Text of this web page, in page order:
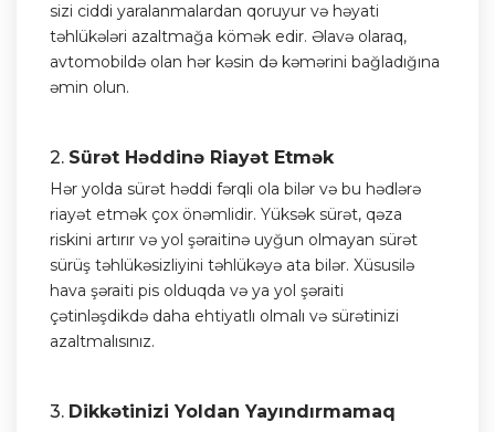
sizi ciddi yaralanmalardan qoruyur və həyati
təhlükələri azaltmağa kömək edir. Əlavə olaraq,
avtomobildə olan hər kəsin də kəmərini bağladığına
əmin olun.
2. Sürət Həddinə Riayət Etmək
Hər yolda sürət həddi fərqli ola bilər və bu hədlərə
riayət etmək çox önəmlidir. Yüksək sürət, qəza
riskini artırır və yol şəraitinə uyğun olmayan sürət
sürüş təhlükəsizliyini təhlükəyə ata bilər. Xüsusilə
hava şəraiti pis olduqda və ya yol şəraiti
çətinləşdikdə daha ehtiyatlı olmalı və sürətinizi
azaltmalısınız.
3. Dikkətinizi Yoldan Yayındırmamaq